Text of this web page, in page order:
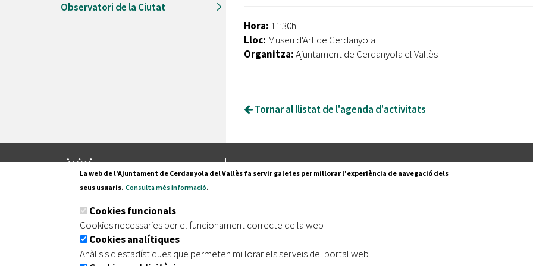
Observatori de la Ciutat
Hora: 11:30h
Lloc: Museu d'Art de Cerdanyola
Organitza:Ajuntament de Cerdanyola el Vallès
Tornar al llistat de l'agenda d'activitats
Pl. Francesc Layret, s/n
Segueix-nos a:
| Avís legal | Protecció de dades
La web de l'Ajuntament de Cerdanyola del Vallès fa servir galetes per millorar l'experiència de navegació dels
seus usuaris. Consulta més informació.
Cookies funcionals
Cookies necessaries per el funcionament correcte de la web
Cookies analítiques
Anàlisis d'estadístiques que permeten millorar els serveis del portal web